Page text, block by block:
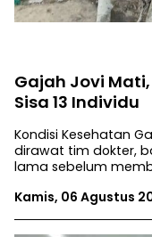
Gajah Jovi
Sisa 13 Individu
Kondisi Kesehatan
dirawat tim dokter,
lama sebelum
Kamis, 06 Agustus